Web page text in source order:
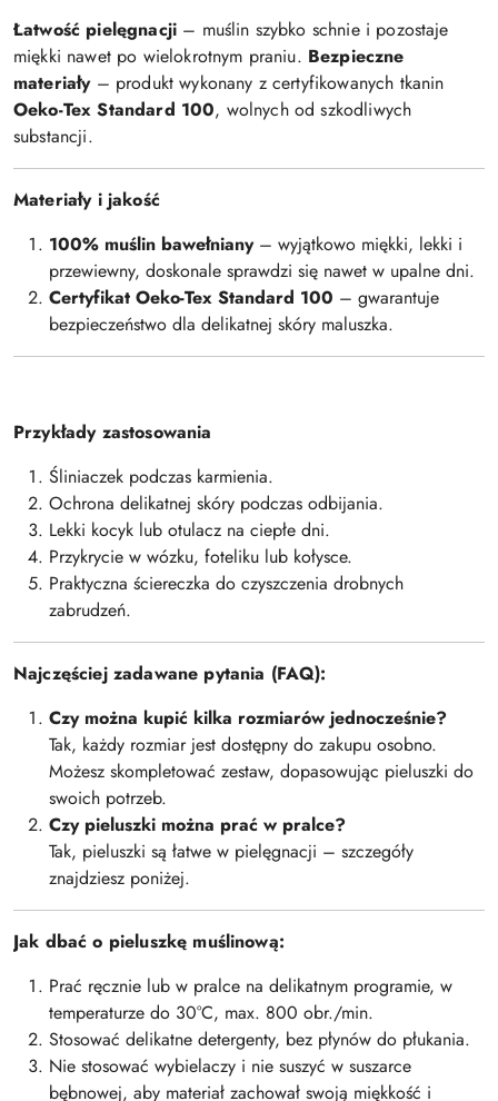
Łatwość pielęgnacji – muślin szybko schnie i pozostaje
miękki nawet po wielokrotnym praniu. Bezpieczne
materiały– produkt wykonany z certyfikowanych tkanin
Oeko-Tex Standard 100, wolnych od szkodliwych
substancji.
Materiały i jakość
100% muślin bawełniany– wyjątkowo miękki, lekki i
przewiewny, doskonale sprawdzi się nawet w upalne dni.
Certyfikat Oeko-Tex Standard 100 – gwarantuje
bezpieczeństwo dla delikatnej skóry maluszka.
Przykłady zastosowania
Śliniaczek podczas karmienia.
Ochrona delikatnej skóry podczas odbijania.
Lekki kocyk lub otulacz na ciepłe dni.
Przykrycie w wózku, foteliku lub kołysce.
Praktyczna ściereczka do czyszczenia drobnych
zabrudzeń.
Najczęściej zadawane pytania (FAQ):
Czy można kupić kilka rozmiarów jednocześnie?
Tak, każdy rozmiar jest dostępny do zakupu osobno.
Możesz skompletować zestaw, dopasowując pieluszki do
swoich potrzeb.
Czy pieluszki można prać w pralce?
Tak, pieluszki są łatwe w pielęgnacji – szczegóły
znajdziesz poniżej.
Jak dbać o pieluszkę muślinową:
Prać ręcznie lub w pralce na delikatnym programie, w
temperaturze do 30°C, max. 800 obr./min.
Stosować delikatne detergenty, bez płynów do płukania.
Nie stosować wybielaczy i nie suszyć w suszarce
bębnowej, aby materiał zachował swoją miękkość i